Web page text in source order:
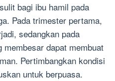
bagi ibu hamil pada
Pada trimester pertama,
sedangkan pada
dapat membuat
Pertimbangkan kondisi
untuk berpuasa.